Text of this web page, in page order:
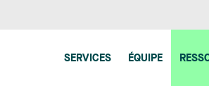
SERVICES ÉQUIPE